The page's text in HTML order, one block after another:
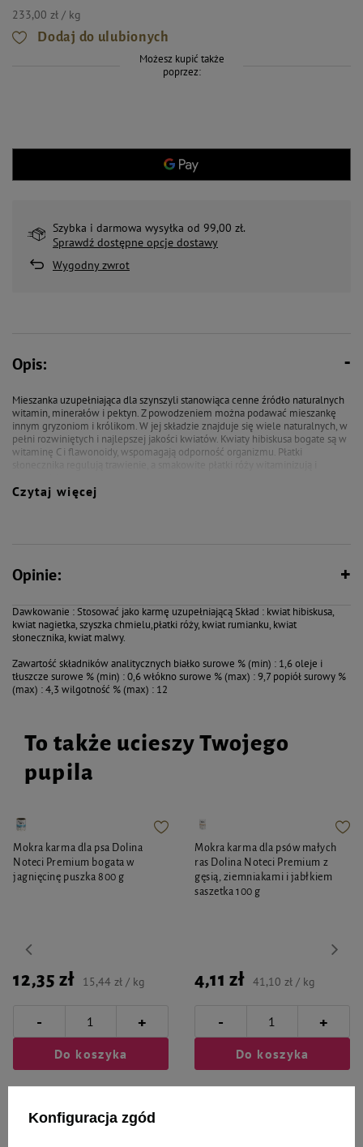
233,00 zł / kg
Dodaj do ulubionych
Możesz kupić także
poprzez:
Szybka i darmowa wysyłka od 99,00 zł.
Sprawdź dostępne opcje dostawy
Wygodny zwrot
Opis:
Mieszanka uzupełniająca dla szynszyli stanowiąca cenne źródło naturalnych
witamin, minerałów i pektyn. Z powodzeniem można podawać mieszankę
innym gryzoniom i królikom. W jej składzie znajduje się wiele naturalnych, w
pełni rozwiniętych i najlepszej jakości kwiatów. Kwiaty hibiskusa bogate są w
witaminę C i flawonoidy, wspomagają odporność organizmu. Płatki
- działające na wzmocnienie organizmu i podwyższenie jego odporności
- bogate w warzywa bogate w witaminy i minerały, oraz podwyższające
- smakowite i chętnie pobierane
Szczegóły produktu
Symbol: zvp-4121
Waga: 30g
Czytaj więcej
Opinie:
Dawkowanie : Stosować jako karmę uzupełniającą Skład : kwiat hibiskusa,
kwiat nagietka, szyszka chmielu,płatki róży, kwiat rumianku, kwiat
słonecznika, kwiat malwy.
Zawartość składników analitycznych białko surowe % (min) : 1,6 oleje i
tłuszcze surowe % (min) : 0,6 włókno surowe % (max) : 9,7 popiół surowy %
(max) : 4,3 wilgotność % (max) : 12
To także ucieszy Twojego
pupila
Mokra karma dla psa Dolina
Noteci Premium bogata w
jagnięcinę puszka 800 g
12,35 zł 15,44 zł / kg
- +
Do koszyka
Mokra karma dla psów małych
ras Dolina Noteci Premium z
gęsią, ziemniakami i jabłkiem
saszetka 100 g
4,11 zł 41,10 zł / kg
- +
Do koszyka
Konfiguracja zgód